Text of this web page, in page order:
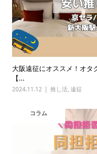
大阪遠征にオススメ！オタ
【...
2024.11.12 推し活, 遠征
コラム